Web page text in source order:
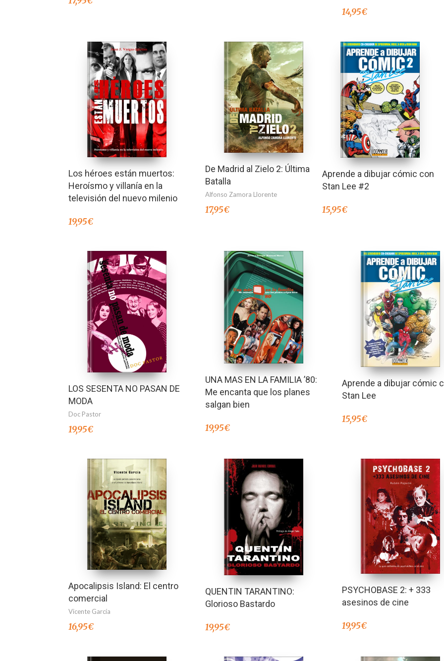
14,95€
Los héroes están muertos:
Heroísmo y villanía en la
televisión del nuevo milenio
19,95€
De Madrid al Zielo 2: Última
Batalla
Alfonso Zamora Llorente
17,95€
Aprende a dibujar cómic con
Stan Lee #2
15,95€
LOS SESENTA NO PASAN DE
MODA
Doc Pastor
19,95€
UNA MAS EN LA FAMILIA ’80:
Me encanta que los planes
salgan bien
19,95€
Aprende a dibujar cómic
Stan Lee
15,95€
Apocalipsis Island: El centro
comercial
Vicente García
16,95€
QUENTIN TARANTINO:
Glorioso Bastardo
19,95€
PSYCHOBASE 2: + 333
asesinos de cine
19,95€